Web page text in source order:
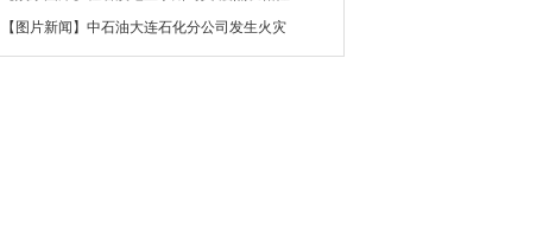
【 图片新闻 】 中石油大连石化分公司发生火灾